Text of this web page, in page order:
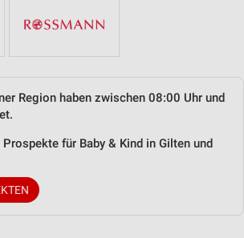
Region haben zwischen 08:00 Uhr und
für Baby & Kind in Gilten und